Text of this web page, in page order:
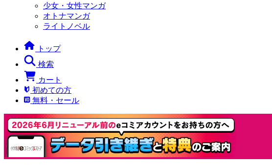
少女・女性マンガ
オトナマンガ
ライトノベル
トップ
検索
カート
初めての方
無料・セール